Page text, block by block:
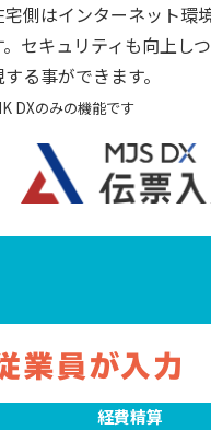
宅側はインターネット環
セキュリティも向上し
る事ができます。
DXのみの機能です
経費精算